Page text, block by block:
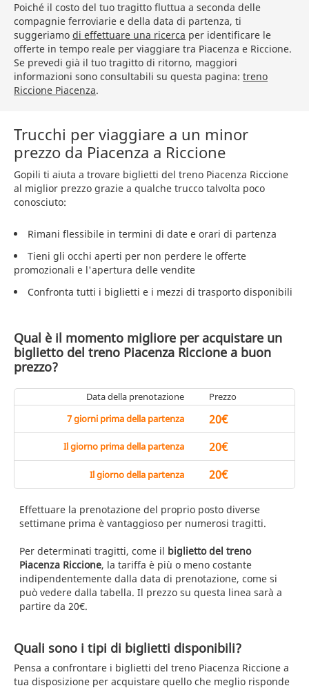
Poiché il costo del tuo tragitto fluttua a seconda delle
compagnie ferroviarie e della data di partenza, ti
suggeriamo di effettuare una ricerca per identificare le
offerte in tempo reale per viaggiare tra Piacenza e Riccione.
Se prevedi già il tuo tragitto di ritorno, maggiori
informazioni sono consultabili su questa pagina: treno
Riccione Piacenza.
Trucchi per viaggiare a un minor
prezzo da Piacenza a Riccione
Gopili ti aiuta a trovare biglietti del treno Piacenza Riccione
al miglior prezzo grazie a qualche trucco talvolta poco
conosciuto:
Rimani flessibile in termini di date e orari di partenza
Tieni gli occhi aperti per non perdere le offerte
promozionali e l'apertura delle vendite
Confronta tutti i biglietti e i mezzi di trasporto disponibili
Qual è il momento migliore per acquistare un
biglietto del treno Piacenza Riccione a buon
prezzo?
Data della prenotazione
Prezzo
7 giorni prima della partenza
20€
Il giorno prima della partenza 20€
Il giorno della partenza 20€
Effettuare la prenotazione del proprio posto diverse
settimane prima è vantaggioso per numerosi tragitti.
Per determinati tragitti, come il biglietto del treno
Piacenza Riccione, la tariffa è più o meno costante
indipendentemente dalla data di prenotazione, come si
può vedere dalla tabella. Il prezzo su questa linea sarà a
partire da 20€.
Quali sono i tipi di biglietti disponibili?
Pensa a confrontare i biglietti del treno Piacenza Riccione a
tua disposizione per acquistare quello che meglio risponde